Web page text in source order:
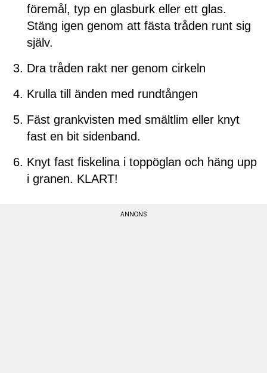
föremål, typ en glasburk eller ett glas.
Stäng igen genom att fästa tråden runt sig
själv.
Dra tråden rakt ner genom cirkeln
Krulla till änden med rundtången
Fäst grankvisten med smältlim eller knyt
fast en bit sidenband.
Knyt fast fiskelina i toppöglan och häng upp
i granen. KLART!